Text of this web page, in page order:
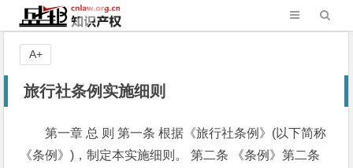
旅行社条例实施细则
第一章 总 则 第一条 根据《旅行社条例》(以下简称
《条例》)，制定本实施细则。 第二条 《条例》第二条
A+